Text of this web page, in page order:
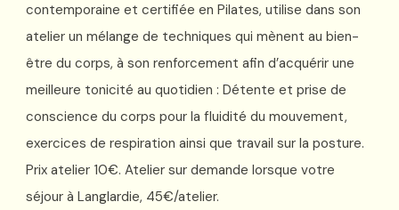
contemporaine et certifiée en Pilates, utilise dans son
atelier un mélange de techniques qui mènent au bien-
être du corps, à son renforcement afin d’acquérir une
meilleure tonicité au quotidien : Détente et prise de
conscience du corps pour la fluidité du mouvement,
exercices de respiration ainsi que travail sur la posture.
Prix atelier 10€. Atelier sur demande lorsque votre
séjour à Langlardie, 45€/atelier.